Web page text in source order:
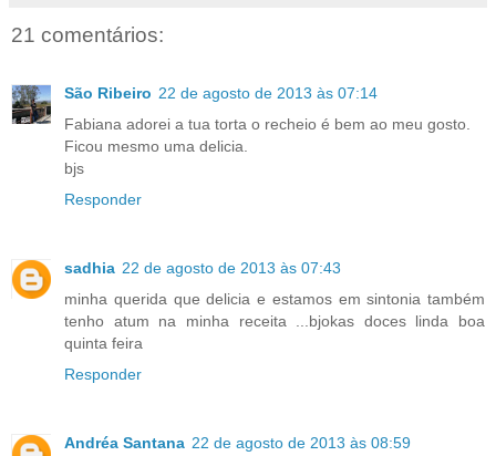
21 comentários:
São Ribeiro 22 de agosto de 2013 às 07:14
Fabiana adorei a tua torta o recheio é bem ao meu gosto.
Ficou mesmo uma delicia.
bjs
Responder
sadhia 22 de agosto de 2013 às 07:43
minha querida que delicia e estamos em sintonia também
tenho atum na minha receita ...bjokas doces linda boa
quinta feira
Responder
Andréa Santana 22 de agosto de 2013 às 08:59